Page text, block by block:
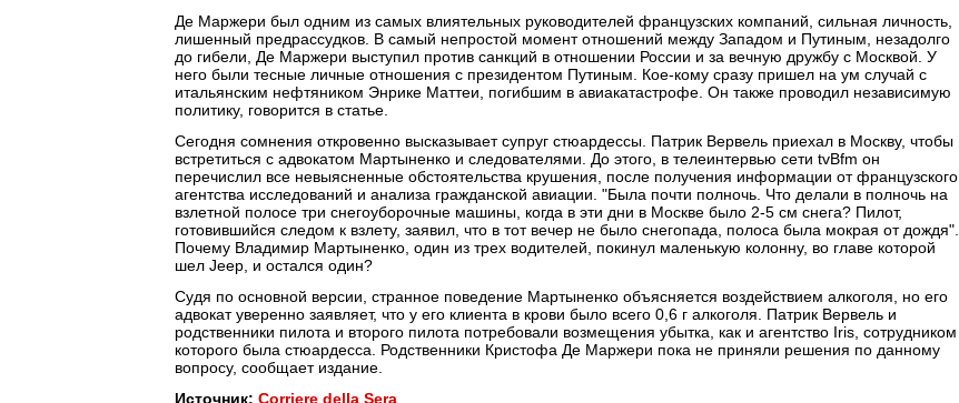
Де Маржери был одним из самых влиятельных руководителей французских компаний, сильная личность,
лишенный предрассудков. В самый непростой момент отношений между Западом и Путиным, незадолго
до гибели, Де Маржери выступил против санкций в отношении России и за вечную дружбу с Москвой. У
него были тесные личные отношения с президентом Путиным. Кое-кому сразу пришел на ум случай с
итальянским нефтяником Энрике Маттеи, погибшим в авиакатастрофе. Он также проводил независимую
политику, говорится в статье.
Сегодня сомнения откровенно высказывает супруг стюардессы. Патрик Вервель приехал в Москву, чтобы
встретиться с адвокатом Мартыненко и следователями. До этого, в телеинтервью сети tvBfm он
перечислил все невыясненные обстоятельства крушения, после получения информации от французского
агентства исследований и анализа гражданской авиации. "Была почти полночь. Что делали в полночь на
взлетной полосе три снегоуборочные машины, когда в эти дни в Москве было 2-5 см снега? Пилот,
готовившийся следом к взлету, заявил, что в тот вечер не было снегопада, полоса была мокрая от дождя".
Почему Владимир Мартыненко, один из трех водителей, покинул маленькую колонну, во главе которой
шел Jeep, и остался один?
Судя по основной версии, странное поведение Мартыненко объясняется воздействием алкоголя, но его
адвокат уверенно заявляет, что у его клиента в крови было всего 0,6 г алкоголя. Патрик Вервель и
родственники пилота и второго пилота потребовали возмещения убытка, как и агентство Iris, сотрудником
которого была стюардесса. Родственники Кристофа Де Маржери пока не приняли решения по данному
вопросу, сообщает издание.
Источник: Corriere della Sera